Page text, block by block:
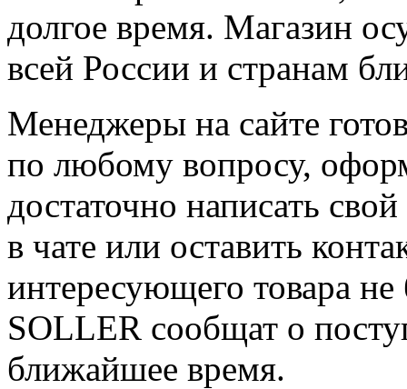
долгое время. Магазин
всей России и странам
Менеджеры на сайте
по любому вопросу,
достаточно написать
в чате или оставить
интересующего товара
SOLLER сообщат о
ближайшее время.